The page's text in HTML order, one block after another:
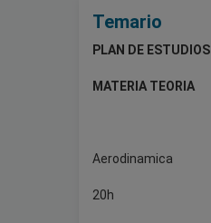
Temario
PLAN DE ESTUDIOS
MATERIA TEORIA
Aerodinamica
20h